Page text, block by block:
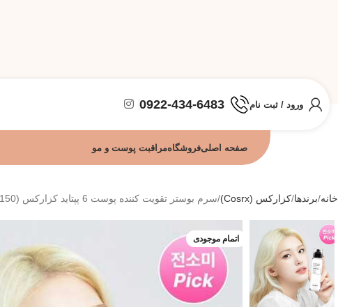
ورود / ثبت نام 0922-434-6483
صفحه اصلیفروشگاهمراقبت پوست و مو
خانه برندها کزارکس (Cosrx) سرم بوستر تقویت کننده پوست 6 پپتاید کزارکس (150میل)
اتمام موجودی